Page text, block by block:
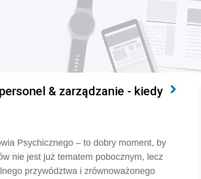
& zarządzanie - kiedy
Psychicznego – to dobry moment, by
nie jest już tematem pobocznym, lecz
przywództwa i zrównoważonego